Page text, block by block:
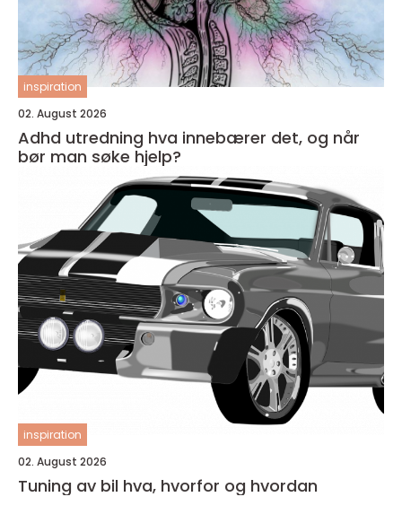
inspiration
02. August 2026
Adhd utredning hva innebærer det, og når
bør man søke hjelp?
inspiration
02. August 2026
Tuning av bil hva, hvorfor og hvordan